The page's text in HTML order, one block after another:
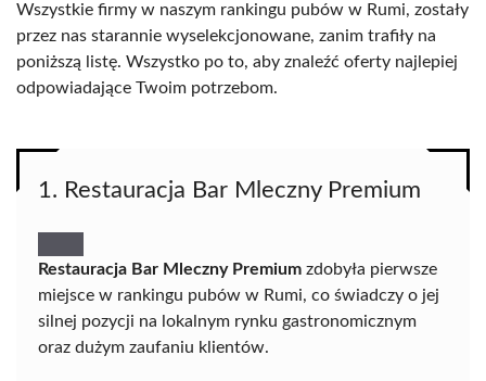
Wszystkie firmy w naszym rankingu pubów w Rumi, zostały
przez nas starannie wyselekcjonowane, zanim trafiły na
poniższą listę. Wszystko po to, aby znaleźć oferty najlepiej
odpowiadające Twoim potrzebom.
1. Restauracja Bar Mleczny Premium
Restauracja Bar Mleczny Premium zdobyła pierwsze
miejsce w rankingu pubów w Rumi, co świadczy o jej
silnej pozycji na lokalnym rynku gastronomicznym
oraz dużym zaufaniu klientów.